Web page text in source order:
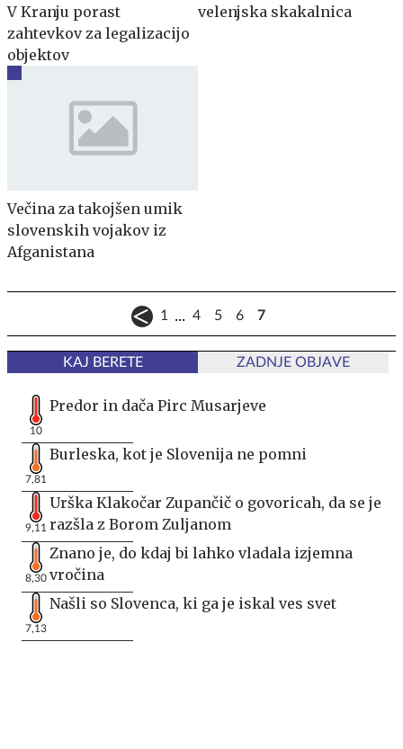
V Kranju porast
zahtevkov za legalizacijo
objektov
velenjska skakalnica
Večina za takojšen umik
slovenskih vojakov iz
Afganistana
1 ... 4 5 6 7
KAJ BERETE ZADNJE OBJAVE
10
Predor in dača Pirc Musarjeve
7,81
Burleska, kot je Slovenija ne pomni
9,11
Urška Klakočar Zupančič o govoricah, da se je
razšla z Borom Zuljanom
8,30
Znano je, do kdaj bi lahko vladala izjemna
vročina
7,13
Našli so Slovenca, ki ga je iskal ves svet